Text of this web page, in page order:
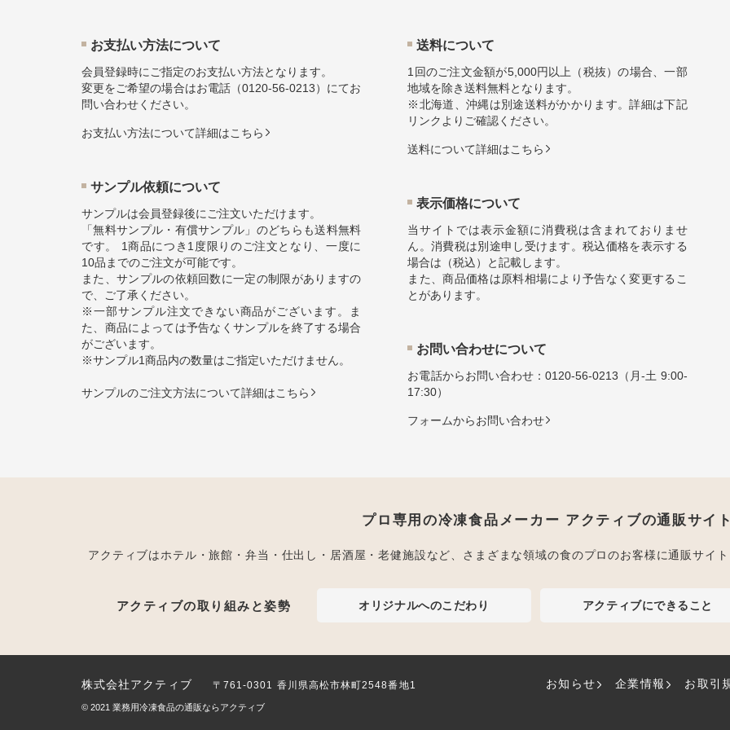
お⽀払い⽅法について
会員登録時にご指定のお支払い方法となります。
変更をご希望の場合はお電話（0120-56-0213）にてお
問い合わせください。
お⽀払い⽅法について詳細はこちら
サンプル依頼について
サンプルは会員登録後にご注文いただけます。
「無料サンプル・有償サンプル」のどちらも送料無料
です。 1商品につき1度限りのご注文となり、一度に
10品までのご注文が可能です。
また、サンプルの依頼回数に一定の制限がありますの
で、ご了承ください。
※一部サンプル注文できない商品がございます。ま
た、商品によっては予告なくサンプルを終了する場合
がございます。
※サンプル1商品内の数量はご指定いただけません。
サンプルのご注文方法について詳細はこちら
送料について
1回のご注文金額が5,000円以上（税抜）の場合、一部
地域を除き送料無料となります。
※北海道、沖縄は別途送料がかかります。詳細は下記
リンクよりご確認ください。
送料について詳細はこちら
表示価格について
当サイトでは表示金額に消費税は含まれておりませ
ん。消費税は別途申し受けます。税込価格を表示する
場合は（税込）と記載します。
また、商品価格は原料相場により予告なく変更するこ
とがあります。
お問い合わせについて
お電話からお問い合わせ：0120-56-0213 （月-土 9:00-
17:30）
フォームからお問い合わせ
プロ専用の冷凍食品メーカー アクティブの通販サイ
アクティブはホテル・旅館・弁当・仕出し・居酒屋・老健施設など、さまざまな領域の食のプロのお客様に通販サイ
アクティブの取り組みと姿勢 オリジナルへのこだわり アクティブにできること
株式会社アクティブ 〒761-0301 香川県高松市林町2548番地1 お知らせ 企業情報 お取引
© 2021 業務用冷凍食品の通販ならアクティブ